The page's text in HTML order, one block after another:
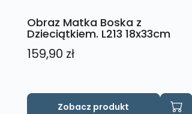
Obraz Matka Boska z
Dzieciątkiem. L213 18x33cm
159,90 zł
Zobacz produkt